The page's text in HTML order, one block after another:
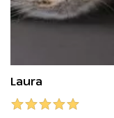
Laura